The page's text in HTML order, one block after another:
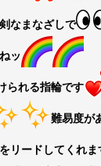
なまなざしで
ッ
られる指輪です
難易度が
リードしてくれま